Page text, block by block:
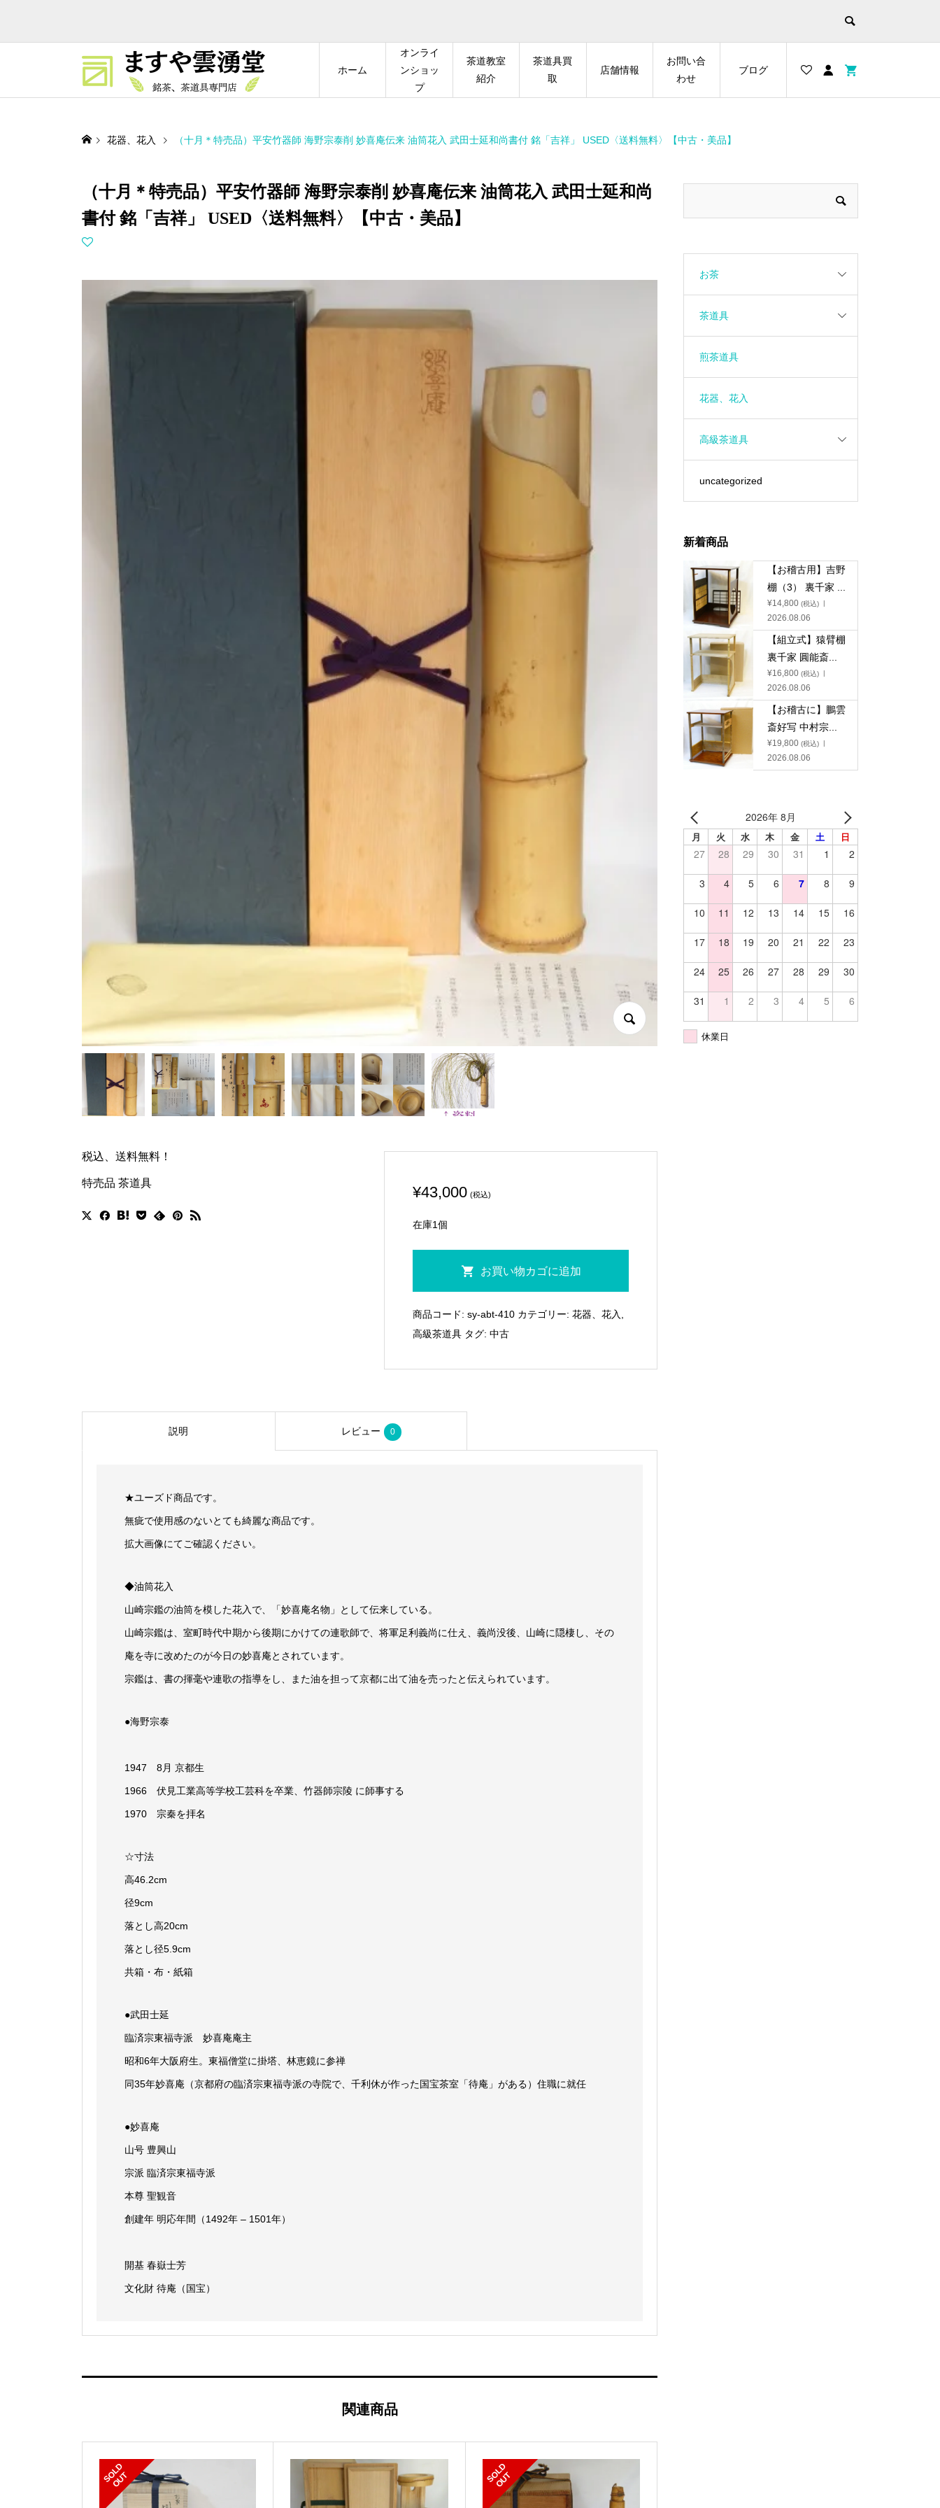
ホーム
オンライ
ンショッ
プ
茶道教室
紹介
茶道具買
取
店舗情報
お問い合
わせ
ブログ
花器、花入 （十月＊特売品）平安竹器師 海野宗泰削 妙喜庵伝来 油筒花入 武田士延和尚書付 銘「吉祥」 USED〈送料無料〉【中古・美品】
（十月＊特売品）平安竹器師 海野宗泰削 妙喜庵伝来 油筒花入 武田士延和尚
書付 銘「吉祥」 USED〈送料無料〉【中古・美品】
税込、送料無料！
特売品 茶道具
¥43,000 (税込)
在庫1個
特
売
竹
庵
伝
美
お買い物カゴに追加
商品コード:sy-abt-410 カテゴリー:花器、花入,
高級茶道具 タグ:中古
説明 レビュー 0
★ユーズド商品です。
無疵で使用感のないとても綺麗な商品です。
拡大画像にてご確認ください。
◆油筒花入
山崎宗鑑の油筒を模した花入で、「妙喜庵名物」として伝来している。
山崎宗鑑は、室町時代中期から後期にかけての連歌師で、将軍足利義尚に仕え、義尚没後、山崎に隠棲し、その
庵を寺に改めたのが今日の妙喜庵とされています。
宗鑑は、書の揮毫や連歌の指導をし、また油を担って京都に出て油を売ったと伝えられています。
●海野宗泰
1947 8月 京都生
1966 伏見工業高等学校工芸科を卒業、竹器師宗陵 に師事する
1970 宗秦を拝名
☆寸法
高46.2cm
径9cm
落とし高20cm
落とし径5.9cm
共箱・布・紙箱
●武田士延
臨済宗東福寺派 妙喜庵庵主
昭和6年大阪府生。東福僧堂に掛塔、林恵鏡に参禅
同35年妙喜庵（京都府の臨済宗東福寺派の寺院で、千利休が作った国宝茶室「待庵」がある）住職に就任
●妙喜庵
山号 豊興山
宗派 臨済宗東福寺派
本尊 聖観音
創建年 明応年間（1492年 – 1501年）
開基 春嶽士芳
文化財 待庵（国宝）
関連商品
S
O
L
D
O
U
T S
O
L
D
O
U
T
お茶
茶道具
煎茶道具
花器、花入
高級茶道具
uncategorized
新着商品
【お稽古用】吉野
棚（3） 裏千家 ...
¥14,800 (税込)
2026.08.06
【組立式】猿臂棚
裏千家 圓能斎...
¥16,800 (税込)
2026.08.06
【お稽古に】鵬雲
斎好写 中村宗...
¥19,800 (税込)
2026.08.06
2026年 8月
月 火 水 木 金 土 日
27 28 29 30 31 1 2
3 4 5 6 7 8 9
10 11 12 13 14 15 16
17 18 19 20 21 22 23
24 25 26 27 28 29 30
31 1 2 3 4 5 6
休業日